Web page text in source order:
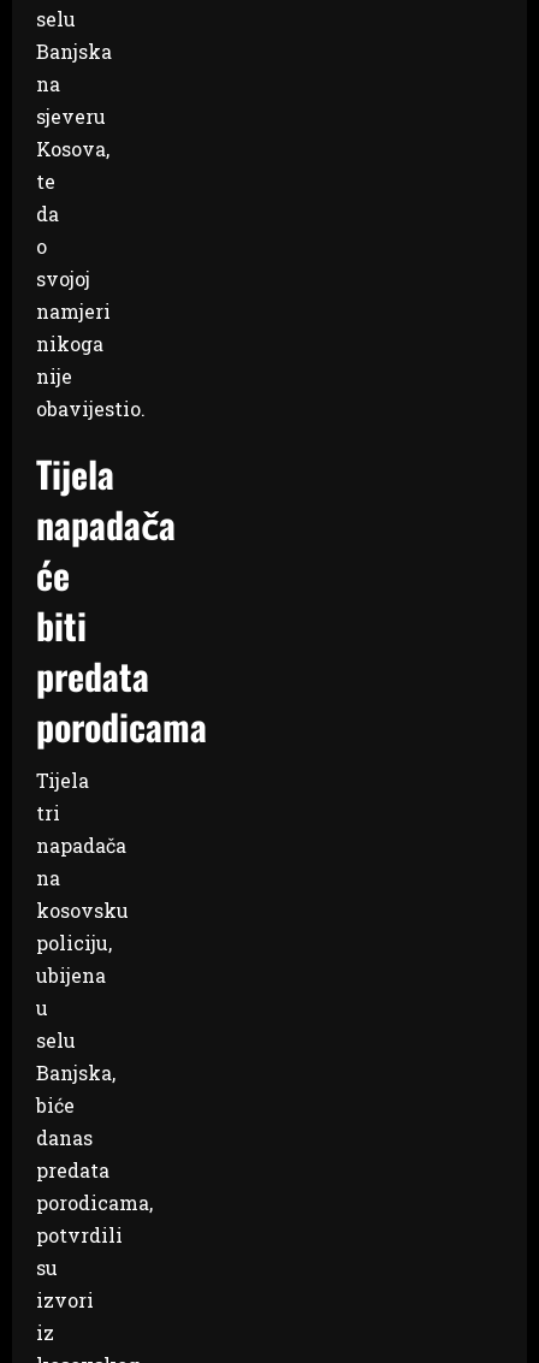
selu
Banjska
na
sjeveru
Kosova,
te
da
o
svojoj
namjeri
nikoga
nije
obavijestio.
Tijela
napadača
će
biti
predata
porodicama
Tijela
tri
napadača
na
kosovsku
policiju,
ubijena
u
selu
Banjska,
biće
danas
predata
porodicama,
potvrdili
su
izvori
iz